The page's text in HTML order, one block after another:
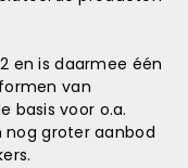
en is daarmee één
van
basis voor o.a.
nog groter aanbod